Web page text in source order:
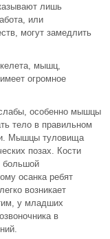
лишь
или
могут замедлить
мышц,
огромное
особенно мышцы
тело в правильном
Мышцы туловища
позах. Кости
большой
осанка ребят
возникает
у младших
в